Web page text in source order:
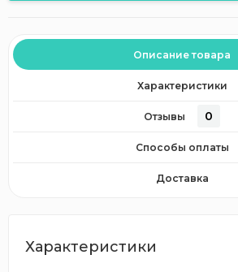
Описание товара
Характеристики
Отзывы 0
Способы оплаты
Доставка
Характеристики